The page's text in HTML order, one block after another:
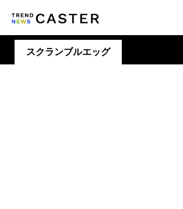
スクランブルエッグ